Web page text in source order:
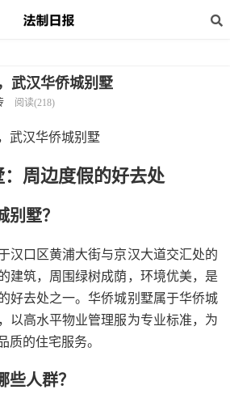
武汉华侨城别墅
阅读(218)
周边度假的好去处
墅？
汉口区黄浦大街与京汉大道交汇处的
建筑，周围绿树成荫，环境优美，是
好去处之一。华侨城别墅属于华侨城
以高水平物业管理服为专业标准，为
质的住宅服务。
些人群？